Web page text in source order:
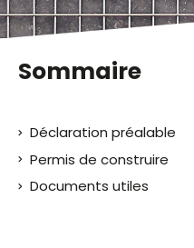
Sommaire
Déclaration préalable
Permis de construire
Documents utiles